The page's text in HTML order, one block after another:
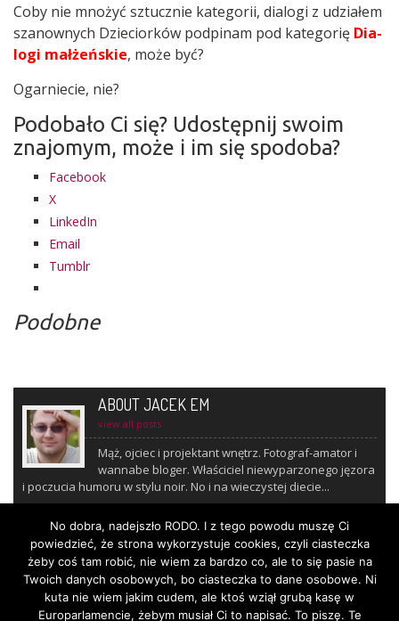
Coby nie mno­żyć sztucz­nie kate­go­rii, dia­lo­gi z udzia­łem
sza­now­nych Dzie­cior­ków pod­pi­nam pod kate­go­rię Dia­
lo­gi mał­żeń­skie, może być?
Ogar­nie­cie, nie?
Podobało Ci się? Udostępnij swoim
znajomym, może i im się spodoba?
Face­bo­ok
X
Lin­ke­dIn
Ema­il
Tum­blr
Podobne
ABOUT JACEK EM
view all posts
Mąż, ojciec i projektant wnętrz. Fotograf-amator i
wannabe bloger. Właściciel niewyparzonego jęzora
i poczucia humoru w stylu noir. No i na wieczystej diecie...
No dobra, nadejszło RODO. I z tego powodu muszę Ci
powiedzieć, że strona wykorzystuje cookies, czyli ciasteczka
żeby coś tam robić, nie wiem za bardzo co, ale to się pasie na
Twoich danych osobowych, bo ciasteczka to dane osobowe. Ni
kuta nie wiem jakim cudem, ale ktoś wziął grubą kasę w
Europarlamencie, żebym musiał Ci to napisać. To piszę. Te